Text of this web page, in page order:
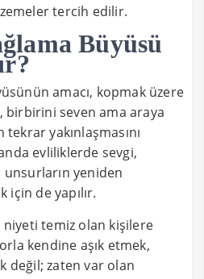
tercih edilir.
Büyüsü
amacı, kopmak üzere
seven ama araya
yakınlaşmasını
evliliklerde sevgi,
unsurların yeniden
için de yapılır.
temiz olan kişilere
kendine aşık etmek,
değil; zaten var olan